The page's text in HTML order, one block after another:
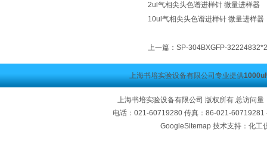
2ul气相尖头色谱进样针 微量进样器
10ul气相尖头色谱进样针 微量进样器
上一篇： SP-304BXGFP-
上海书培实验设备有限公司专业提供1000ul
上海书培实验设备有限公司 版权所有 总访问量
电话：021-60719280 传真：86-021-
GoogleSitemap技术支持：化工